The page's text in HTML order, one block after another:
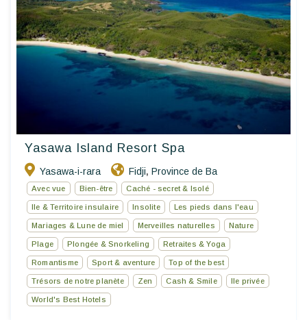
Yasawa Island Resort Spa
Yasawa-i-rara Fidji, Province de Ba
Avec vue Bien-être Caché - secret & Isolé
Ile & Territoire insulaire Insolite Les pieds dans l'eau
Mariages & Lune de miel Merveilles naturelles Nature
Plage Plongée & Snorkeling Retraites & Yoga
Romantisme Sport & aventure Top of the best
Trésors de notre planète Zen Cash & Smile Ile privée
World's Best Hotels